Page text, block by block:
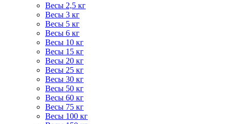
Весы 2,5 кг
Весы 3 кг
Весы 5 кг
Весы 6 кг
Весы 10 кг
Весы 15 кг
Весы 20 кг
Весы 25 кг
Весы 30 кг
Весы 50 кг
Весы 60 кг
Весы 75 кг
Весы 100 кг